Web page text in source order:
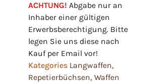
ACHTUNG! Abgabe nur an
Inhaber einer gültigen
Erwerbsberechtigung. Bitte
legen Sie uns diese nach
Kauf per Email vor!
Kategories Langwaffen,
Repetierbüchsen, Waffen